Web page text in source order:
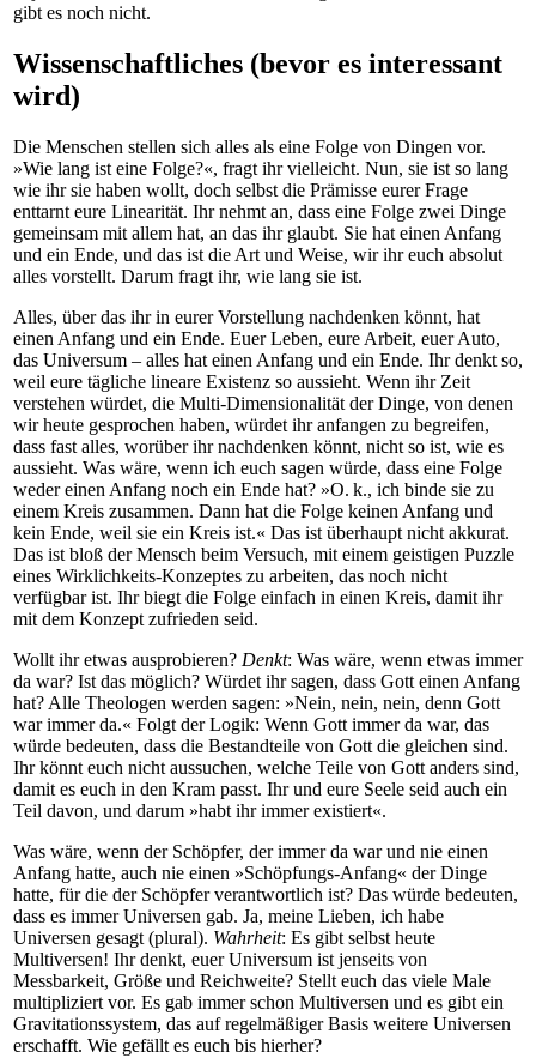
gibt es noch nicht.
Wissenschaftliches (bevor es interessant
wird)
Die Menschen stellen sich alles als eine Folge von Dingen vor.
»Wie lang ist eine Folge?«, fragt ihr vielleicht. Nun, sie ist so lang
wie ihr sie haben wollt, doch selbst die Prämisse eurer Frage
enttarnt eure Linearität. Ihr nehmt an, dass eine Folge zwei Dinge
gemeinsam mit allem hat, an das ihr glaubt. Sie hat einen Anfang
und ein Ende, und das ist die Art und Weise, wir ihr euch absolut
alles vorstellt. Darum fragt ihr, wie lang sie ist.
Alles, über das ihr in eurer Vorstellung nachdenken könnt, hat
einen Anfang und ein Ende. Euer Leben, eure Arbeit, euer Auto,
das Universum – alles hat einen Anfang und ein Ende. Ihr denkt so,
weil eure tägliche lineare Existenz so aussieht. Wenn ihr Zeit
verstehen würdet, die Multi-Dimensionalität der Dinge, von denen
wir heute gesprochen haben, würdet ihr anfangen zu begreifen,
dass fast alles, worüber ihr nachdenken könnt, nicht so ist, wie es
aussieht. Was wäre, wenn ich euch sagen würde, dass eine Folge
weder einen Anfang noch ein Ende hat? »O. k., ich binde sie zu
einem Kreis zusammen. Dann hat die Folge keinen Anfang und
kein Ende, weil sie ein Kreis ist.« Das ist überhaupt nicht akkurat.
Das ist bloß der Mensch beim Versuch, mit einem geistigen Puzzle
eines Wirklichkeits-Konzeptes zu arbeiten, das noch nicht
verfügbar ist. Ihr biegt die Folge einfach in einen Kreis, damit ihr
mit dem Konzept zufrieden seid.
Wollt ihr etwas ausprobieren? Denkt: Was wäre, wenn etwas immer
da war? Ist das möglich? Würdet ihr sagen, dass Gott einen Anfang
hat? Alle Theologen werden sagen: »Nein, nein, nein, denn Gott
war immer da.« Folgt der Logik: Wenn Gott immer da war, das
würde bedeuten, dass die Bestandteile von Gott die gleichen sind.
Ihr könnt euch nicht aussuchen, welche Teile von Gott anders sind,
damit es euch in den Kram passt. Ihr und eure Seele seid auch ein
Teil davon, und darum »habt ihr immer existiert«.
Was wäre, wenn der Schöpfer, der immer da war und nie einen
Anfang hatte, auch nie einen »Schöpfungs-Anfang« der Dinge
hatte, für die der Schöpfer verantwortlich ist? Das würde bedeuten,
dass es immer Universen gab. Ja, meine Lieben, ich habe
Universen gesagt (plural). Wahrheit: Es gibt selbst heute
Multiversen! Ihr denkt, euer Universum ist jenseits von
Messbarkeit, Größe und Reichweite? Stellt euch das viele Male
multipliziert vor. Es gab immer schon Multiversen und es gibt ein
Gravitationssystem, das auf regelmäßiger Basis weitere Universen
erschafft. Wie gefällt es euch bis hierher?